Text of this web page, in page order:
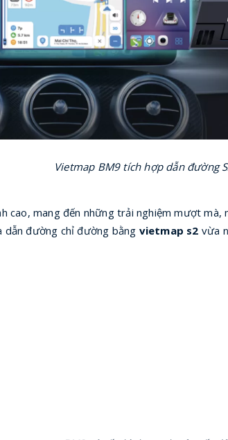
Vietmap BM9 tích hợp dẫn đường
cao, mang đến những trải nghiệm mượt mà,
dẫn đường chỉ đường bằng vietmap s2 vừa